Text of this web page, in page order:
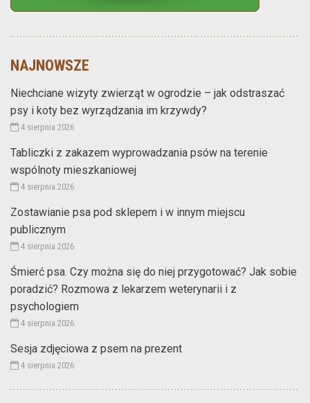
NAJNOWSZE
Niechciane wizyty zwierząt w ogrodzie – jak odstraszać
psy i koty bez wyrządzania im krzywdy?
4 sierpnia 2026
Tabliczki z zakazem wyprowadzania psów na terenie
wspólnoty mieszkaniowej
4 sierpnia 2026
Zostawianie psa pod sklepem i w innym miejscu
publicznym
4 sierpnia 2026
Śmierć psa. Czy można się do niej przygotować? Jak sobie
poradzić? Rozmowa z lekarzem weterynarii i z
psychologiem
4 sierpnia 2026
Sesja zdjęciowa z psem na prezent
4 sierpnia 2026